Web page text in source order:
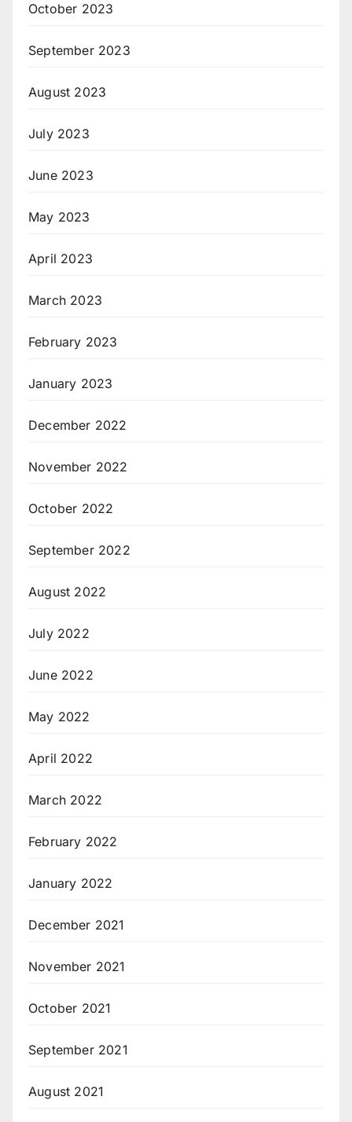
October 2023
September 2023
August 2023
July 2023
June 2023
May 2023
April 2023
March 2023
February 2023
January 2023
December 2022
November 2022
October 2022
September 2022
August 2022
July 2022
June 2022
May 2022
April 2022
March 2022
February 2022
January 2022
December 2021
November 2021
October 2021
September 2021
August 2021